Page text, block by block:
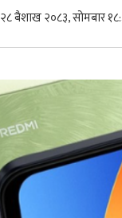
२८ बैशाख २०८३, सोमबार